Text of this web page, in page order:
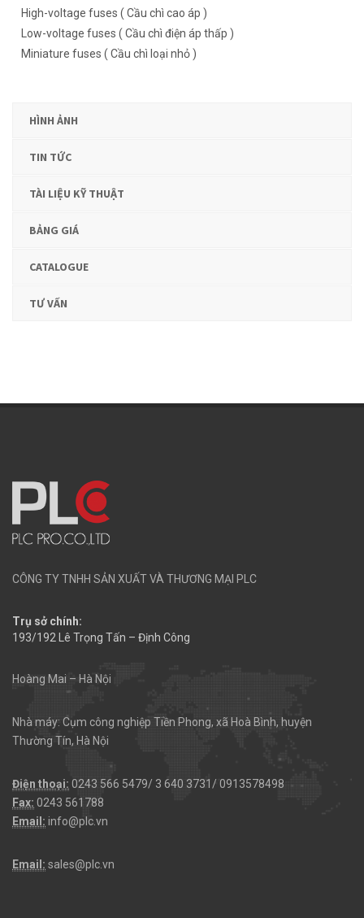
High-voltage fuses ( Cầu chì cao áp )
Low-voltage fuses ( Cầu chì điện áp thấp )
Miniature fuses ( Cầu chì loại nhỏ )
HÌNH ẢNH
TIN TỨC
TÀI LIỆU KỸ THUẬT
BẢNG GIÁ
CATALOGUE
TƯ VẤN
CÔNG TY TNHH SẢN XUẤT VÀ THƯƠNG MẠI PLC
Trụ sở chính:
193/192 Lê Trọng Tấn – Định Công
Hoàng Mai – Hà Nội
Nhà máy: Cụm công nghiệp Tiền Phong, xã Hoà Bình, huyện
Thường Tín, Hà Nội
Điện thoại: 0243 566 5479/ 3 640 3731/ 0913578498
Fax: 0243 561788
Email: info@plc.vn
Email: sales@plc.vn